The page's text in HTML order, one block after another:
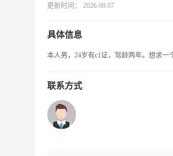
更新时间： 2026.08.07
具体信息
本人男，24岁有c1证，驾龄两年。想求一
联系方式